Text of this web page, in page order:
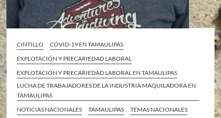
CINTILLO
COVID-19 EN TAMAULIPAS
EXPLOTACIÓN Y PRECARIEDAD LABORAL
EXPLOTACIÓN Y PRECARIEDAD LABORAL EN TAMAULIPAS
LUCHA DE TRABAJADORES DE LA INDUSTRIA MAQUILADORA EN
TAMAULIPAS
NOTICIAS NACIONALES
TAMAULIPAS TEMAS NACIONALES